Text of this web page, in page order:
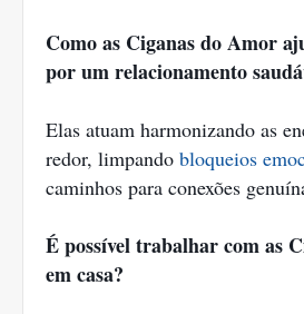
Como as Ciganas do Amor
por um relacionamento
Elas atuam harmonizando as
redor, limpando bloqueios
caminhos para conexões
É possível trabalhar com as
em casa?